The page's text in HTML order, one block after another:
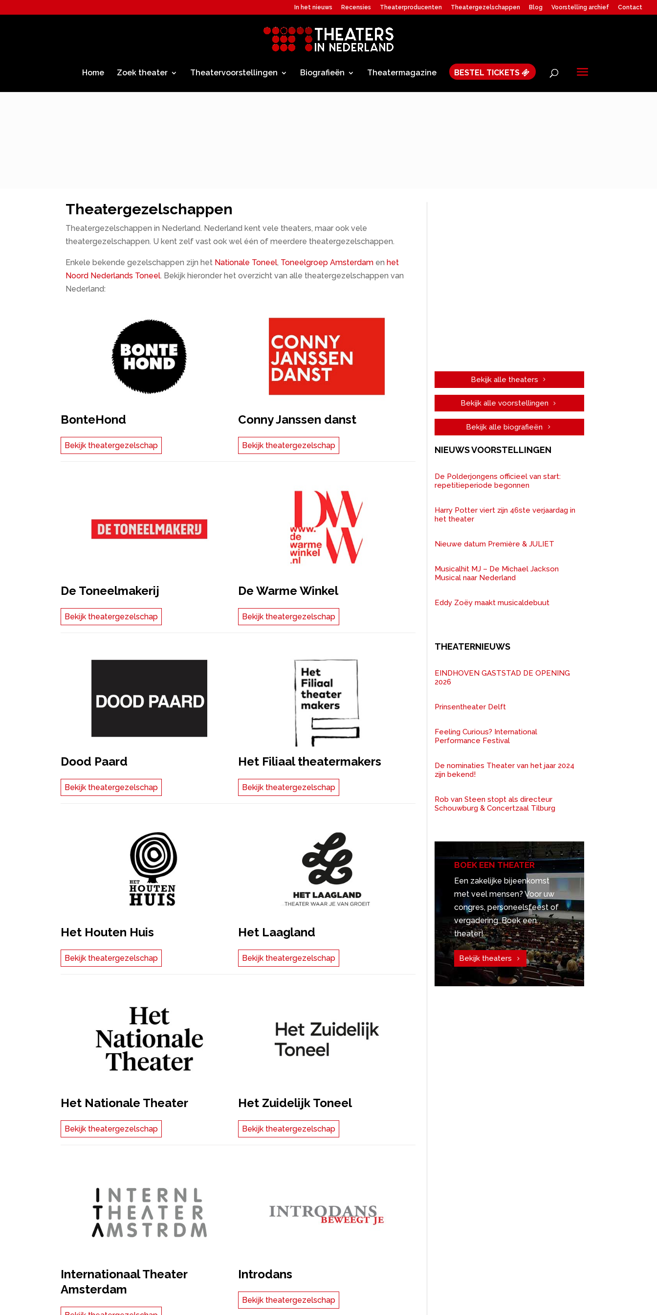
In het nieuws Recensies Theaterproducenten Theatergezelschappen Blog Voorstelling archief Contact
Home Zoek theater Theatervoorstellingen Biografieën Theatermagazine BESTEL TICKETS
Theatergezelschappen
Theatergezelschappen in Nederland. Nederland kent vele theaters, maar ook vele
theatergezelschappen. U kent zelf vast ook wel één of meerdere theatergezelschappen.
Enkele bekende gezelschappen zijn het Nationale Toneel, Toneelgroep Amsterdam enhet
Noord Nederlands Toneel. Bekijk hieronder het overzicht van alle theatergezelschappen van
Nederland:
BonteHond
Bekijk theatergezelschap
Conny Janssen danst
Bekijk theatergezelschap
De Toneelmakerij
Bekijk theatergezelschap
De Warme Winkel
Bekijk theatergezelschap
Dood Paard
Bekijk theatergezelschap
Het Filiaal theatermakers
Bekijk theatergezelschap
Het Houten Huis
Bekijk theatergezelschap
Het Laagland
Bekijk theatergezelschap
Het Nationale Theater
Bekijk theatergezelschap
Het Zuidelijk Toneel
Bekijk theatergezelschap
Internationaal Theater
Amsterdam
Introdans
Bekijk theatergezelschap
Bekijk alle theaters
Bekijk alle voorstellingen
Bekijk alle biografieën
NIEUWS VOORSTELLINGEN
De Polderjongens officieel van start:
repetitieperiode begonnen
Harry Potter viert zijn 46ste verjaardag in
het theater
Nieuwe datum Première & JULIET
Musicalhit MJ – De Michael Jackson
Musical naar Nederland
Eddy Zoëy maakt musicaldebuut
THEATERNIEUWS
EINDHOVEN GASTSTAD DE OPENING
2026
Prinsentheater Delft
Feeling Curious? International
Performance Festival
De nominaties Theater van het jaar 2024
zijn bekend!
Rob van Steen stopt als directeur
Schouwburg & Concertzaal Tilburg
BOEK EEN THEATER
Een zakelijke bijeenkomst
met veel mensen? Voor uw
congres, personeelsfeest of
vergadering. Boek een
theater!
Bekijk theaters